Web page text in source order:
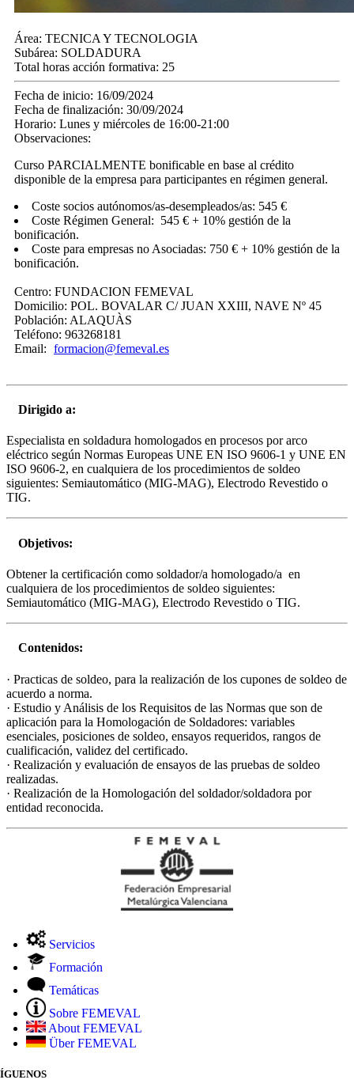
Área: TECNICA Y TECNOLOGIA
Subárea: SOLDADURA
Total horas acción formativa: 25
Fecha de inicio: 16/09/2024
Fecha de finalización: 30/09/2024
Horario: Lunes y miércoles de 16:00-21:00
Observaciones:
Curso PARCIALMENTE bonificable en base al crédito
disponible de la empresa para participantes en régimen general.
Coste socios autónomos/as-desempleados/as: 545 €
Coste Régimen General: 545 € + 10% gestión de la
bonificación.
Coste para empresas no Asociadas: 750 € + 10% gestión de la
bonificación.
Centro: FUNDACION FEMEVAL
Domicilio: POL. BOVALAR C/ JUAN XXIII, NAVE Nº 45
Población: ALAQUÀS
Teléfono: 963268181
Email: formacion@femeval.es
Dirigido a:
Especialista en soldadura homologados en procesos por arco
eléctrico según Normas Europeas UNE EN ISO 9606-1 y UNE EN
ISO 9606-2, en cualquiera de los procedimientos de soldeo
siguientes: Semiautomático (MIG-MAG), Electrodo Revestido o
TIG.
Objetivos:
Obtener la certificación como soldador/a homologado/a en
cualquiera de los procedimientos de soldeo siguientes:
Semiautomático (MIG-MAG), Electrodo Revestido o TIG.
Contenidos:
· Practicas de soldeo, para la realización de los cupones de soldeo de
acuerdo a norma.
· Estudio y Análisis de los Requisitos de las Normas que son de
aplicación para la Homologación de Soldadores: variables
esenciales, posiciones de soldeo, ensayos requeridos, rangos de
cualificación, validez del certificado.
· Realización y evaluación de ensayos de las pruebas de soldeo
realizadas.
· Realización de la Homologación del soldador/soldadora por
entidad reconocida.
Servicios
Formación
Temáticas
Sobre FEMEVAL
About FEMEVAL
Über FEMEVAL